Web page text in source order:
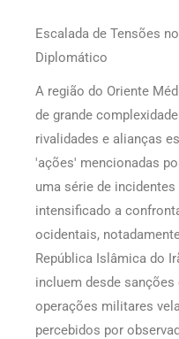
Escalada de Tensões
Diplomático
A região do Oriente
de grande
rivalidades e alianças
'ações' mencionadas
uma série de
intensificado a
ocidentais,
República Islâmica do
incluem desde
operações militares
percebidos por